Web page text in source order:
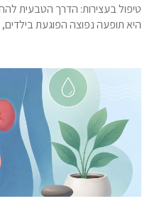
טיפול בעצירות: הדרך הטבעית
היא תופעה נפוצה הפוגעת